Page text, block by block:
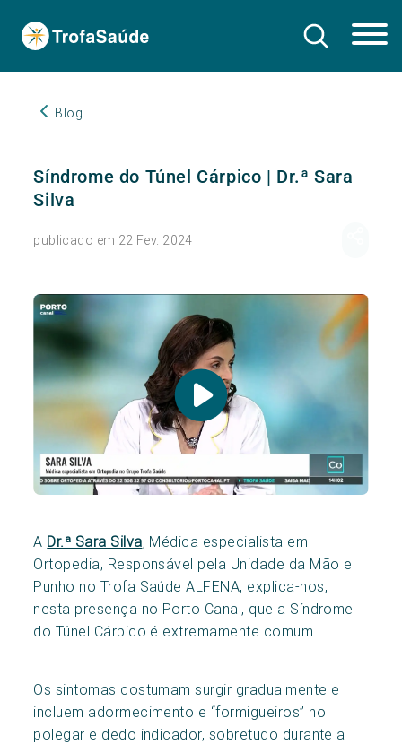
Blog
Síndrome do Túnel Cárpico | Dr.ª Sara
Silva
publicado em 22 Fev. 2024
A Dr.ª Sara Silva, Médica especialista em
Ortopedia, Responsável pela Unidade da Mão e
Punho no Trofa Saúde ALFENA, explica-nos,
nesta presença no Porto Canal, que a Síndrome
do Túnel Cárpico é extremamente comum.
Os sintomas costumam surgir gradualmente e
incluem adormecimento e “formigueiros” no
polegar e dedo indicador, sobretudo durante a